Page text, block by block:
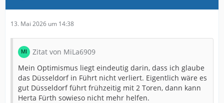
13. Mai 2026 um 14:38
Zitat von MiLa6909
Mein Optimismus liegt eindeutig darin, dass ich glaube
das Düsseldorf in Führt nicht verliert. Eigentlich wäre es
gut Düsseldorf führt frühzeitig mit 2 Toren, dann kann
Herta Fürth sowieso nicht mehr helfen.